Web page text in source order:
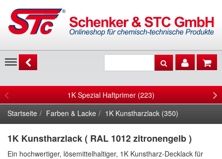
Menu
1K Spezial Haftprimer (223)
Startseite
Farben & Lacke 1K Kunstharzlack (350)
1K Kunstharzlack ( RAL 1012 zitronengelb )
Ein hochwertiger, lösemittelhaltiger, 1K Kunstharz-Decklack für